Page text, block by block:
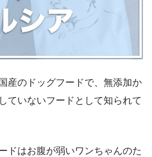
産のドッグフードで、無添加か
ていないフードとして知られて
ドはお腹が弱いワンちゃんのた